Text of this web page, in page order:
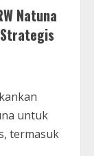
Natuna
untuk
termasuk